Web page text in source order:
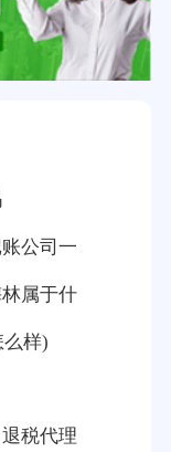
公司一
属于什
样)
税代理